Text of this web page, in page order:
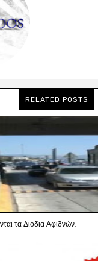
RELATED POSTS
τα Διόδια Αφιδνών.